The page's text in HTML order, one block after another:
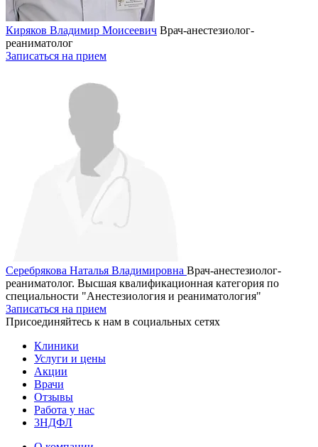
Киряков Владимир Моисеевич Врач-анестезиолог-
реаниматолог
Записаться на прием
Серебрякова Наталья Владимировна Врач-анестезиолог-
реаниматолог. Высшая квалификационная категория по
специальности "Анестезиология и реаниматология"
Записаться на прием
Присоединяйтесь к нам в социальных сетях
Клиники
Услуги и цены
Акции
Врачи
Отзывы
Работа у нас
3НДФЛ